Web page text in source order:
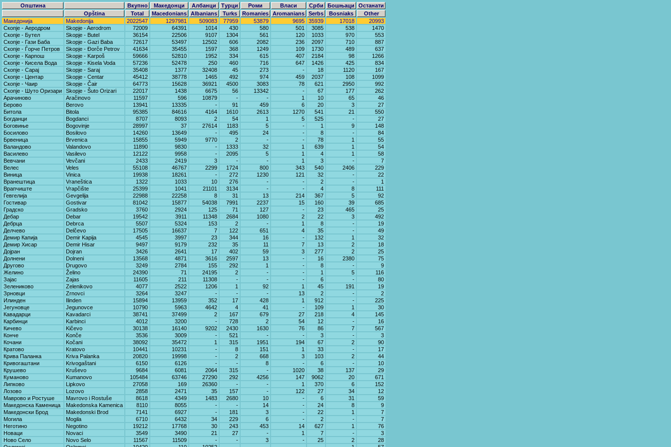
Општина Вкупно Македонци Албанци Турци Роми Власи Срби Бошњаци
Останати
Opština
Total Macedonians Albanians Turks Romanies Aromanians Serbs Bosniaks
Other
Македонија
Makedonija 2022547 1297981 509083 77959 53879 9695 35939 17018
20993
Скопје - Аеродром
Skopje - Aerodrom 72009 64391 1014 430 580 501 3085 538
1470
Скопје - Бутел
Skopje - Butel 36154 22506 9107 1304 561 120 1033 970
553
Скопје - Гази Баба
Skopje - Gazi Baba 72617 53497 12502 606 2082 236 2097 710
887
Скопје - Ѓорче Петров
Skopje - Đorče Petrov 41634 35455 1597 368 1249 109 1730 489
637
Скопје - Карпош
Skopje - Karpoš 59666 52810 1952 334 615 407 2184 98
1266
Скопје - Кисела Вода
Skopje - Kisela Voda 57236 52478 250 460 716 647 1426 425
834
Скопје - Сарај
Skopje - Saraj 35408 1377 32408 45 273 - 18 1120
167
Скопје - Центар
Skopje - Centar 45412 38778 1465 492 974 459 2037 108
1099
Скопје - Чаир
Skopje - Čair 64773 15628 36921 4500 3083 78 621 2950
992
Скопје - Шуто Оризари
Skopje - Šuto Orizari 22017 1438 6675 56 13342 - 67 177
262
Арачиново
Aračinovo 11597 596 10879 - - 1 10 65
46
Берово
Berovo 13941 13335 - 91 459 6 20 3
27
Битола
Bitola 95385 84616 4164 1610 2613 1270 541 21
550
Богданци
Bogdanci 8707 8093 2 54 1 5 525 -
27
Боговиње
Bogovinje 28997 37 27614 1183 5 - 1 9
148
Босилово
Bosilovo 14260 13649 - 495 24 - 8 -
84
Брвеница
Brvenica 15855 5949 9770 2 - - 78 1
55
Валандово
Valandovo 11890 9830 - 1333 32 1 639 1
54
Василево
Vasilevo 12122 9958 - 2095 5 1 4 1
58
Вевчани
Vevčani 2433 2419 3 - - 1 3 -
7
Велес
Veles 55108 46767 2299 1724 800 343 540 2406
229
Виница
Vinica 19938 18261 - 272 1230 121 32 -
22
Вранештица
Vraneštica 1322 1033 10 276 - - 2 -
1
Врапчиште
Vrapčište 25399 1041 21101 3134 - - 4 8
111
Гевгелија
Gevgelija 22988 22258 8 31 13 214 367 5
92
Гостивар
Gostivar 81042 15877 54038 7991 2237 15 160 39
685
Градско
Gradsko 3760 2924 125 71 127 - 23 465
25
Дебар
Debar 19542 3911 11348 2684 1080 2 22 3
492
Дебрца
Debrca 5507 5324 153 2 - 1 8 -
19
Делчево
Delčevo 17505 16637 7 122 651 4 35 -
49
Демир Капија
Demir Kapija 4545 3997 23 344 16 - 132 1
32
Демир Хисар
Demir Hisar 9497 9179 232 35 11 7 13 2
18
Дојран
Dojran 3426 2641 17 402 59 3 277 2
25
Долнени
Dolneni 13568 4871 3616 2597 13 - 16 2380
75
Другово
Drugovo 3249 2784 155 292 1 - 8 -
9
Желино
Želino 24390 71 24195 2 - - 1 5
116
Зајас
Zajas 11605 211 11308 - - - 6 -
80
Зелениково
Zelenikovo 4077 2522 1206 1 92 1 45 191
19
Зрновци
Zrnovci 3264 3247 - - - 13 2 -
2
Илинден
Ilinden 15894 13959 352 17 428 1 912 -
225
Јегуновце
Јegunovce 10790 5963 4642 4 41 - 109 1
30
Кавадарци
Kavadarci 38741 37499 2 167 679 27 218 4
145
Карбинци
Karbinci 4012 3200 - 728 2 54 12 -
16
Кичево
Kičevo 30138 16140 9202 2430 1630 76 86 7
567
Конче
Konče 3536 3009 - 521 - - 3 -
3
Кочани
Kočani 38092 35472 1 315 1951 194 67 2
90
Кратово
Kratovo 10441 10231 - 8 151 1 33 -
17
Крива Паланка
Kriva Palanka 20820 19998 - 2 668 3 103 2
44
Кривогаштани
Krivogaštani 6150 6126 - - 8 - 6 -
10
Крушево
Kruševo 9684 6081 2064 315 - 1020 38 137
29
Куманово
Kumanovo 105484 63746 27290 292 4256 147 9062 20
671
Липково
Lipkovo 27058 169 26360 - - 1 370 6
152
Лозово
Lozovo 2858 2471 35 157 - 122 27 34
12
Маврово и Ростуше
Mavrovo i Rostuše 8618 4349 1483 2680 10 - 6 31
59
Македонска Каменица
Makedonska Kamenica 8110 8055 - - 14 - 24 8
9
Македонски Брод
Makedonski Brod 7141 6927 - 181 3 - 22 1
7
Могила
Mogila 6710 6432 34 229 6 - 2 -
7
Неготино
Negotino 19212 17768 30 243 453 14 627 1
76
Новаци
Novaci 3549 3490 21 27 - 1 7 -
3
Ново Село
Novo Selo 11567 11509 - - 3 - 25 2
28